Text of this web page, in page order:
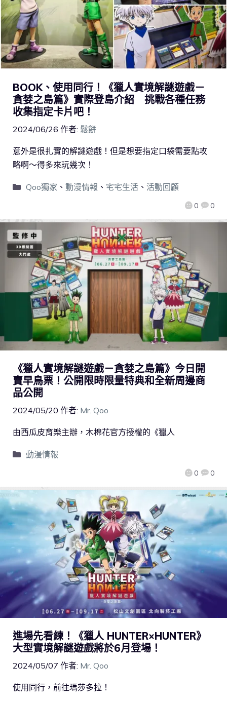
BOOK、使用同行！《獵人實境解謎遊戲－
貪婪之島篇》實際登島介紹 挑戰各種任務
收集指定卡片吧！
2024/06/26 作者: 鬆餅
0 0
意外是很扎實的解謎遊戲！但是想要指定口袋需要點攻
略啊～得多來玩幾次！
Qoo獨家 、 動漫情報 、 宅宅生活、 活動回顧
《獵人實境解謎遊戲－貪婪之島篇》今日開
賣早鳥票！公開限時限量特典和全新周邊商
品公開
2024/05/20 作者: Mr. Qoo
0 0
由西瓜皮育樂主辦，木棉花官方授權的《獵人
動漫情報
進場先看練！《獵人 HUNTER×HUNTER》
大型實境解謎遊戲將於6月登場！
2024/05/07 作者: Mr. Qoo
使用同行，前往瑪莎多拉！